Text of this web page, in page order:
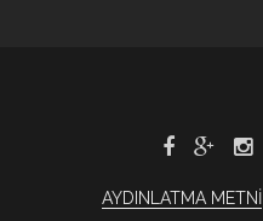
AYDINLATMA METNİ